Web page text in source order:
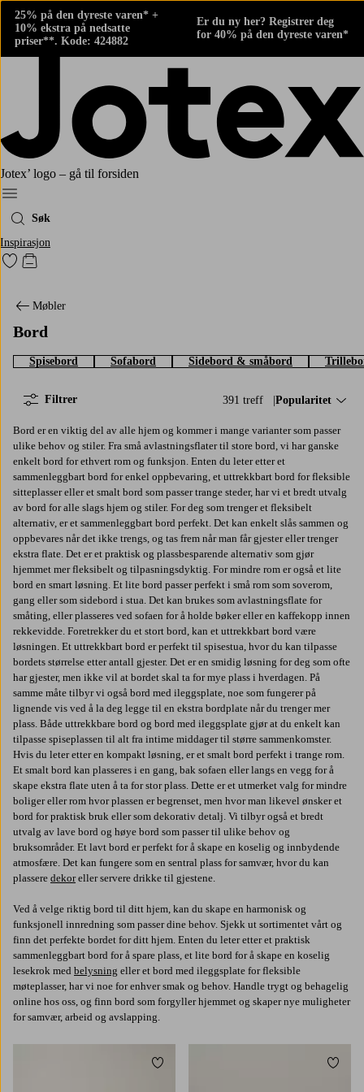
25% på den dyreste varen* +
10% ekstra på nedsatte
priser**. Kode: 424882
Er du ny her? Registrer deg
for 40% på den dyreste varen*
Jotex’ logo – gå til forsiden
Meny
Søk
Inspirasjon
Gå til favorittmerkede produkter
Gå til handlekurven
Møbler
Bord
Spisebord Sofabord Sidebord & småbord
391 treff Sorter på:
Popularitet
Filtrer
Bord er en viktig del av alle hjem og kommer i mange varianter som passer
ulike behov og stiler. Fra små avlastningsflater til store bord, vi har ganske
enkelt bord for ethvert rom og funksjon. Enten du leter etter et
sammenleggbart bord for enkel oppbevaring, et uttrekkbart bord for fleksible
sitteplasser eller et smalt bord som passer trange steder, har vi et bredt utvalg
av bord for alle slags hjem og stiler. For deg som trenger et fleksibelt
alternativ, er et sammenleggbart bord perfekt. Det kan enkelt slås sammen og
oppbevares når det ikke trengs, og tas frem når man får gjester eller trenger
ekstra flate. Det er et praktisk og plassbesparende alternativ som gjør
hjemmet mer fleksibelt og tilpasningsdyktig. For mindre rom er også et lite
bord en smart løsning. Et lite bord passer perfekt i små rom som soverom,
gang eller som sidebord i stua. Det kan brukes som avlastningsflate for
småting, eller plasseres ved sofaen for å holde bøker eller en kaffekopp innen
rekkevidde. Foretrekker du et stort bord, kan et uttrekkbart bord være
løsningen. Et uttrekkbart bord er perfekt til spisestua, hvor du kan tilpasse
bordets størrelse etter antall gjester. Det er en smidig løsning for deg som ofte
har gjester, men ikke vil at bordet skal ta for mye plass i hverdagen. På
samme måte tilbyr vi også bord med ileggsplate, noe som fungerer på
lignende vis ved å la deg legge til en ekstra bordplate når du trenger mer
plass. Både uttrekkbare bord og bord med ileggsplate gjør at du enkelt kan
tilpasse spiseplassen til alt fra intime middager til større sammenkomster.
Hvis du leter etter en kompakt løsning, er et smalt bord perfekt i trange rom.
Et smalt bord kan plasseres i en gang, bak sofaen eller langs en vegg for å
skape ekstra flate uten å ta for stor plass. Dette er et utmerket valg for mindre
boliger eller rom hvor plassen er begrenset, men hvor man likevel ønsker et
bord for praktisk bruk eller som dekorativ detalj. Vi tilbyr også et bredt
utvalg av lave bord og høye bord som passer til ulike behov og
bruksområder. Et lavt bord er perfekt for å skape en koselig og innbydende
atmosfære. Det kan fungere som en sentral plass for samvær, hvor du kan
plassere dekoreller servere drikke til gjestene.
Ved å velge riktig bord til ditt hjem, kan du skape en harmonisk og
funksjonell innredning som passer dine behov. Sjekk ut sortimentet vårt og
finn det perfekte bordet for ditt hjem. Enten du leter etter et praktisk
sammenleggbart bord for å spare plass, et lite bord for å skape en koselig
lesekrok med belysning eller et bord med ileggsplate for fleksible
møteplasser, har vi noe for enhver smak og behov. Handle trygt og behagelig
online hos oss, og finn bord som forgyller hjemmet og skaper nye muligheter
for samvær, arbeid og avslapping.
Legg til favoritter Legg